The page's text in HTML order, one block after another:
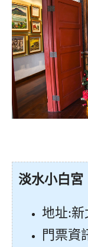
淡水小白宮
地址:
門票資